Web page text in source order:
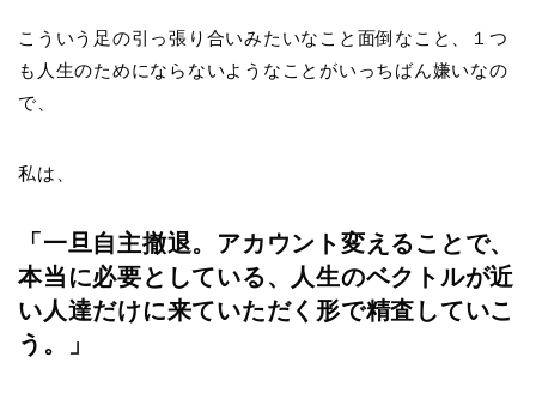
こういう足の引っ張り合いみたいなこと面倒なこと、１つ
も人生のためにならないようなことがいっちばん嫌いなの
で、
私は、
「一旦自主撤退。アカウント変えることで、
本当に必要としている、人生のベクトルが近
い人達だけに来ていただく形で精査していこ
う。」